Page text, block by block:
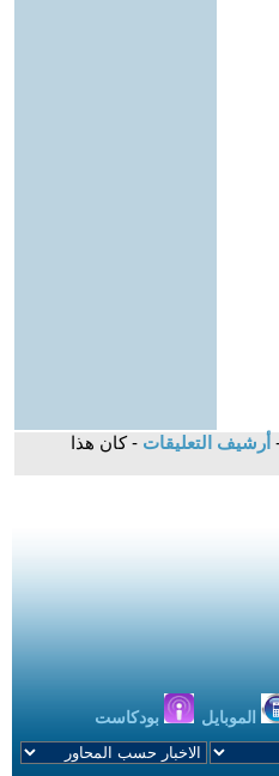
أرشيف التعليقات - كان هذا
الموبايل بودكاست